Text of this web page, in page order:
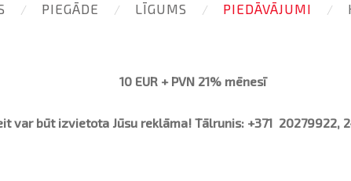
PIEGĀDE LĪGUMS PIEDĀVĀJUMI
10 EUR + PVN 21% mēnesī
var būt izvietota Jūsu reklāma! Tālrunis: +371 20279922,